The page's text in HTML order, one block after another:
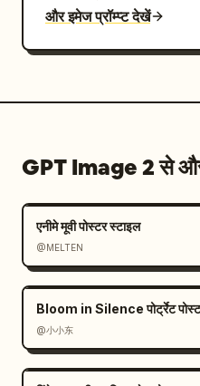
उचित प्रोडक्ट अपीयरेंस,
- इसे सामान्य ई-कॉमर्स डिटेल
अपरिपक्व कार्टून शैली से बचें।
और इमेज प्रॉम्प्ट देखें
GPT Image 2 से
एनीमे मूवी पोस्टर स्टाइल
@MELTEN
Bloom in Silence पोर्ट्रेट
@小小东